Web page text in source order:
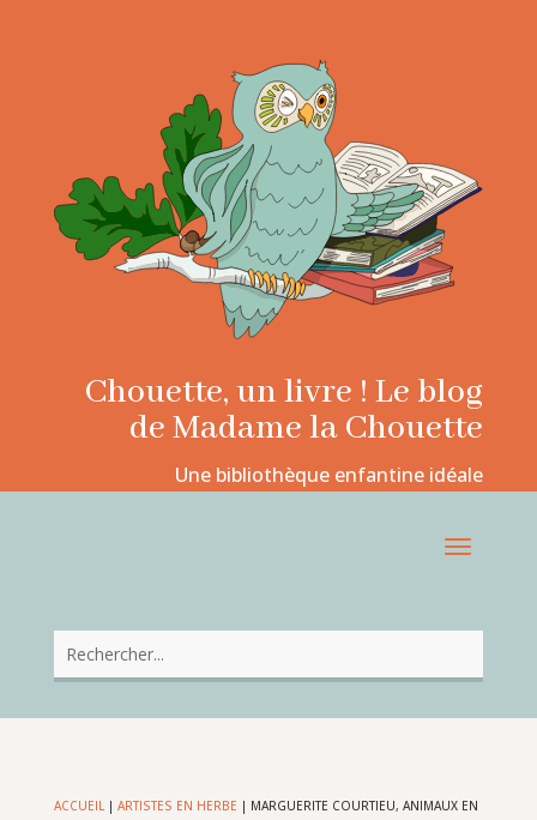
Chouette, un livre ! Le blog
de Madame la Chouette
Une bibliothèque enfantine idéale
ACCUEIL| ARTISTES EN HERBE | MARGUERITE COURTIEU, ANIMAUX EN